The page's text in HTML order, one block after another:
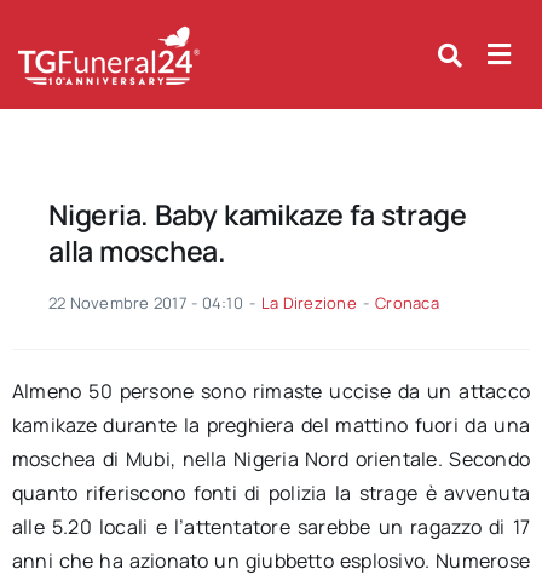
content
Nigeria. Baby kamikaze fa strage
alla moschea.
22 Novembre 2017 - 04:10 - La Direzione - Cronaca
Almeno 50 persone sono rimaste uccise da un attacco
kamikaze durante la preghiera del mattino fuori da una
moschea di Mubi, nella Nigeria Nord orientale. Secondo
quanto riferiscono fonti di polizia la strage è avvenuta
alle 5.20 locali e l’attentatore sarebbe un ragazzo di 17
anni che ha azionato un giubbetto esplosivo. Numerose